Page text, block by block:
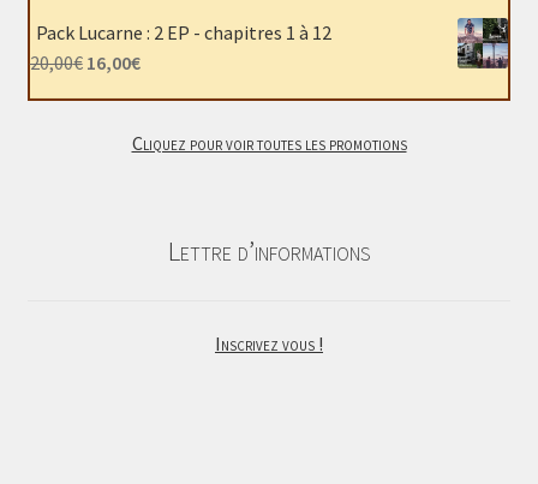
était :
actuel
est :
Pack Lucarne : 2 EP - chapitres 1 à 12
20,00€ Le
était :
16,00€Le
est :
Cliquez pour voir toutes les promotions
Lettre d’informations
Inscrivez vous !